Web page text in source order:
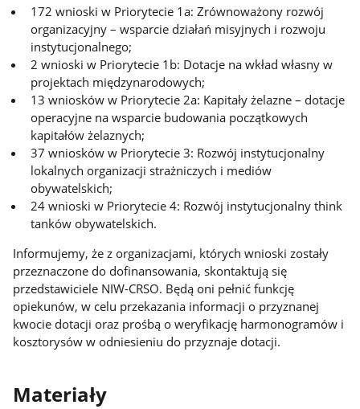
172 wnioski w Priorytecie 1a: Zrównoważony rozwój
organizacyjny – wsparcie działań misyjnych i rozwoju
instytucjonalnego;
2 wnioski w Priorytecie 1b: Dotacje na wkład własny w
projektach międzynarodowych;
13 wniosków w Priorytecie 2a: Kapitały żelazne – dotacje
operacyjne na wsparcie budowania początkowych
kapitałów żelaznych;
37 wniosków w Priorytecie 3: Rozwój instytucjonalny
lokalnych organizacji strażniczych i mediów
obywatelskich;
24 wnioski w Priorytecie 4: Rozwój instytucjonalny think
tanków obywatelskich.
Informujemy, że z organizacjami, których wnioski zostały
przeznaczone do dofinansowania, skontaktują się
przedstawiciele NIW-CRSO. Będą oni pełnić funkcję
opiekunów, w celu przekazania informacji o przyznanej
kwocie dotacji oraz prośbą o weryfikację harmonogramów i
kosztorysów w odniesieniu do przyznaje dotacji.
Materiały